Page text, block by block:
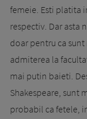
femeie. Esti platita
respectiv. Dar asta
doar pentru ca
admiterea la
mai putin baieti.
Shakespeare, sunt
probabil ca fetele,